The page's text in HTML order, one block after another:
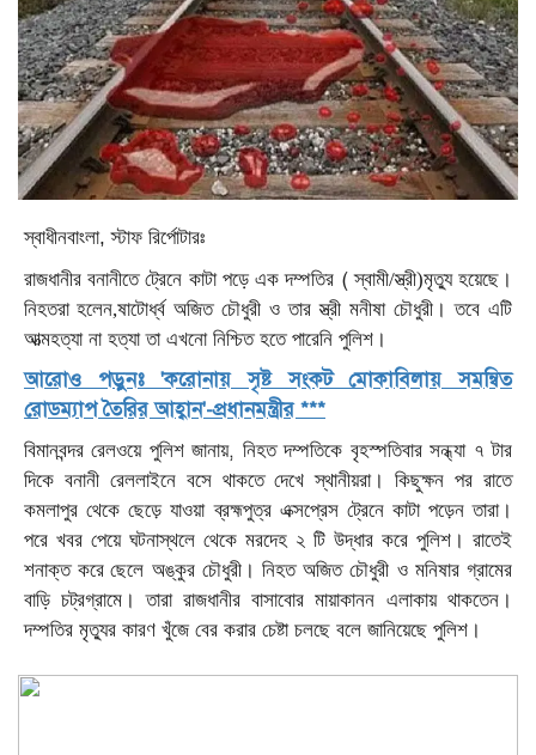
স্বাধীনবাংলা, স্টাফ রির্পোটারঃ
রাজধানীর বনানীতে ট্রেনে কাটা পড়ে এক দম্পতির (স্বামী/স্ত্রী)মৃত্যু হয়েছে ।
নিহতরা হলেন,ষাটোর্ধ্ব অজিত চৌধুরী ও তার স্ত্রী মনীষা চৌধুরী । তবে এটি
আত্মহত্যা না হত্যা তা এখনো নিশ্চিত হতে পারেনি পুলিশ ।
আরোও পড়ুনঃ 'করোনায় সৃষ্ট সংকট মোকাবিলায় সমন্বিত
রোডম্যাপ তৈরির আহ্বান'-প্রধানমন্ত্রীর ***
বিমানবন্দর রেলওয়ে পুলিশ জানায়, নিহত দম্পতিকে বৃহস্পতিবার সন্ধ্যা ৭ টার
দিকে বনানী রেললাইনে বসে থাকতে দেখে স্থানীয়রা। কিছুক্ষন পর রাতে
কমলাপুর থেকে ছেড়ে যাওয়া ব্রহ্মপুত্র এক্সপ্রেস ট্রেনে কাটা পড়েন তারা।
পরে খবর পেয়ে ঘটনাস্থলে থেকে মরদেহ ২ টি উদ্ধার করে পুলিশ । রাতেই
শনাক্ত করে ছেলে অঙ্কুর চৌধুরী। নিহত অজিত চৌধুরী ও মনিষার গ্রামের
বাড়ি চট্রগ্রামে ।তারা রাজধানীর বাসাবোর মায়াকানন এলাকায় থাকতেন ।
দম্পতির মৃত্যুর কারণ খুঁজে বের করার চেষ্টা চলছে বলে জানিয়েছে পুলিশ ।